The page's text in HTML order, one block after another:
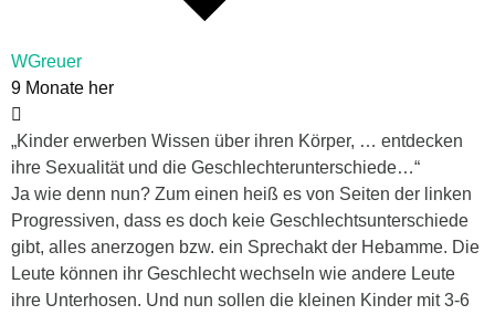
WGreuer
9 Monate her
„Kinder erwerben Wissen über ihren Körper, … entdecken
ihre Sexualität und die Geschlechterunterschiede…“
Ja wie denn nun? Zum einen heiß es von Seiten der linken
Progressiven, dass es doch keie Geschlechtsunterschiede
gibt, alles anerzogen bzw. ein Sprechakt der Hebamme. Die
Leute können ihr Geschlecht wechseln wie andere Leute
ihre Unterhosen. Und nun sollen die kleinen Kinder mit 3-6